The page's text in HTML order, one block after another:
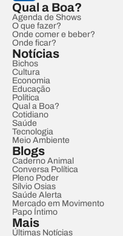
Qual a Boa?
Agenda de Shows
O que fazer?
Onde comer e beber?
Onde ficar?
Notícias
Bichos
Cultura
Economia
Educação
Política
Qual a Boa?
Cotidiano
Saúde
Tecnologia
Meio Ambiente
Blogs
Caderno Animal
Conversa Política
Pleno Poder
Sílvio Osias
Saúde Alerta
Mercado em Movimento
Papo Íntimo
Mais
Últimas Notícias